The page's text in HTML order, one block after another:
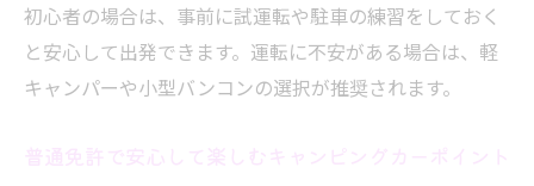
初心者の場合は、事前に試運転や駐車の練習をしておく
と安心して出発できます。運転に不安がある場合は、軽
キャンパーや小型バンコンの選択が推奨されます。